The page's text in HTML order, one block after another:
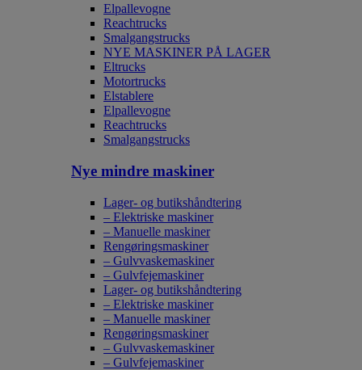
Elpallevogne
Reachtrucks
Smalgangstrucks
NYE MASKINER PÅ LAGER
Eltrucks
Motortrucks
Elstablere
Elpallevogne
Reachtrucks
Smalgangstrucks
Nye mindre maskiner
Lager- og butikshåndtering
– Elektriske maskiner
– Manuelle maskiner
Rengøringsmaskiner
– Gulvvaskemaskiner
– Gulvfejemaskiner
Lager- og butikshåndtering
– Elektriske maskiner
– Manuelle maskiner
Rengøringsmaskiner
– Gulvvaskemaskiner
– Gulvfejemaskiner